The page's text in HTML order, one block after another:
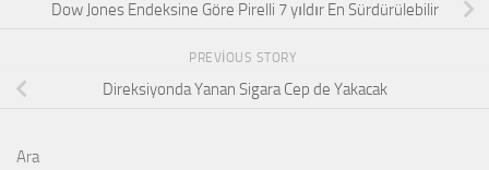
Dow Jones Endeksine Göre Pirelli 7 yıldır En Sürdürülebilir
PREVIOUS STORY
Direksiyonda Yanan Sigara Cep de Yakacak
Ara